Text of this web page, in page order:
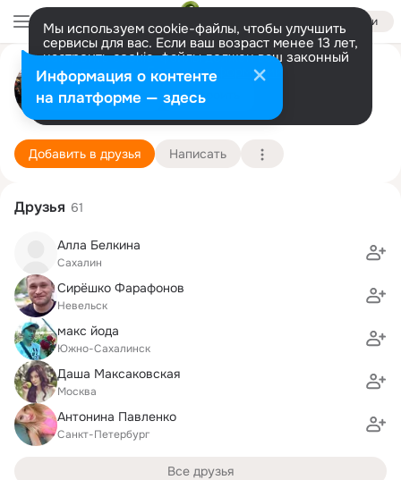
Войти
Мы используем cookie-файлы, чтобы улучшить
сервисы для вас. Если ваш возраст менее 13 лет,
настроить cookie-файлы должен ваш законный
представитель. Больше информации
Разрешить все Настроить
Алексей Михайлов
Южно-Сахалинск
1 школа
Подробнее
Добавить в друзья Написать
Друзья 61
Алла Белкина
Сахалин
Сирёшко Фарафонов
Невельск
макс йода
Южно-Сахалинск
Даша Максаковская
Москва
Антонина Павленко
Санкт-Петербург
Все друзья
Информация о контенте
на платформе — здесь